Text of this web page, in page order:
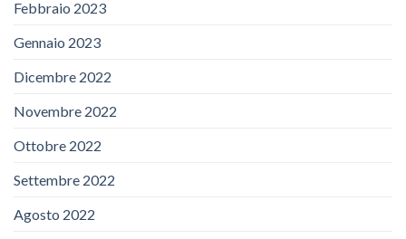
Febbraio 2023
Gennaio 2023
Dicembre 2022
Novembre 2022
Ottobre 2022
Settembre 2022
Agosto 2022